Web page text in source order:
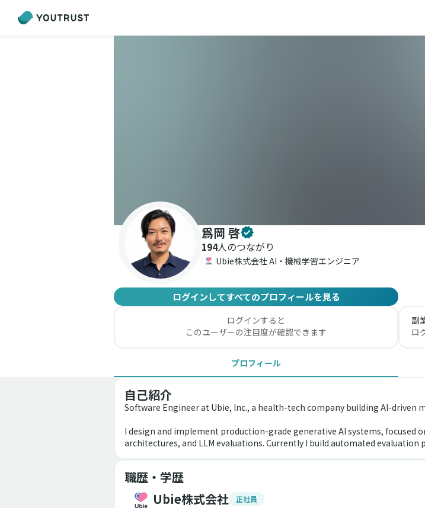
爲岡 啓
194人のつながり
Ubie株式会社 AI・機械学習エンジニア
ログインしてすべてのプロフィールを見る
ログインすると
このユーザーの注目度が確認できます
副
ロ
プロフィール
自己紹介
Software Engineer at Ubie, Inc., a health-tech company building AI-driven
I design and implement production-grade generative AI systems, focused
architectures, and LLM evaluations. Currently I build automated evaluation
職歴・学歴
Ubie株式会社
正社員